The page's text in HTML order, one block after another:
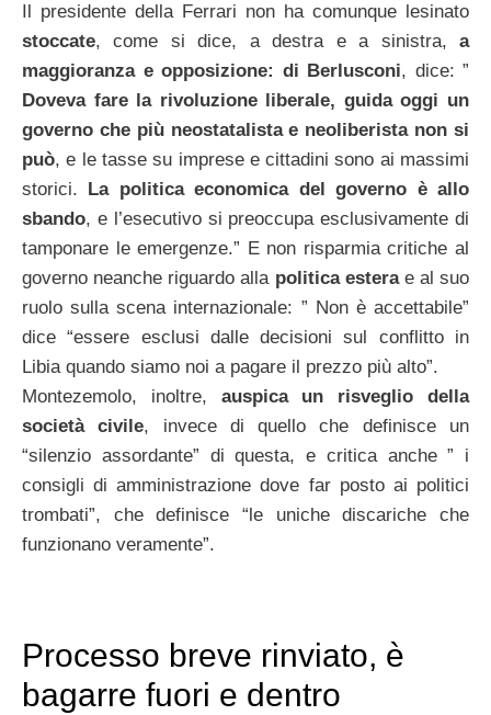
Il presidente della Ferrari non ha comunque lesinato
stoccate, come si dice, a destra e a sinistra, a
maggioranza e opposizione: di Berlusconi, dice: ”
Doveva fare la rivoluzione liberale, guida oggi un
governo che più neostatalista e neoliberista non si
può, e le tasse su imprese e cittadini sono ai massimi
storici. La politica economica del governo è allo
sbando, e l’esecutivo si preoccupa esclusivamente di
tamponare le emergenze.” E non risparmia critiche al
governo neanche riguardo alla politica esterae al suo
ruolo sulla scena internazionale: ” Non è accettabile”
dice “essere esclusi dalle decisioni sul conflitto in
Libia quando siamo noi a pagare il prezzo più alto”.
Montezemolo, inoltre, auspica un risveglio della
società civile, invece di quello che definisce un
“silenzio assordante” di questa, e critica anche ” i
consigli di amministrazione dove far posto ai politici
trombati”, che definisce “le uniche discariche che
funzionano veramente”.
Processo breve rinviato, è
bagarre fuori e dentro